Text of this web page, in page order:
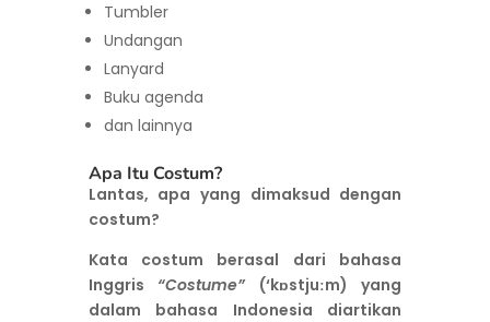
Tumbler
Undangan
Lanyard
Buku agenda
dan lainnya
Apa Itu Costum?
Lantas, apa yang dimaksud dengan
costum?
Kata costum berasal dari bahasa
Inggris “Costume”(‘kɒstjuːm) yang
dalam bahasa Indonesia diartikan